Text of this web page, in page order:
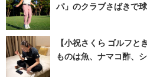
パ」のクラブさばきで
【小祝さくら ゴルフ
ものは魚、ナマコ酢、